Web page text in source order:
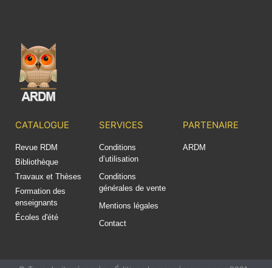
CATALOGUE
Revue RDM
Bibliothèque
Travaux et Thèses
Formation des
enseignants
Écoles d'été
SERVICES
Conditions
d’utilisation
Conditions
générales de vente
Mentions légales
Contact
PARTENAIRE
ARDM